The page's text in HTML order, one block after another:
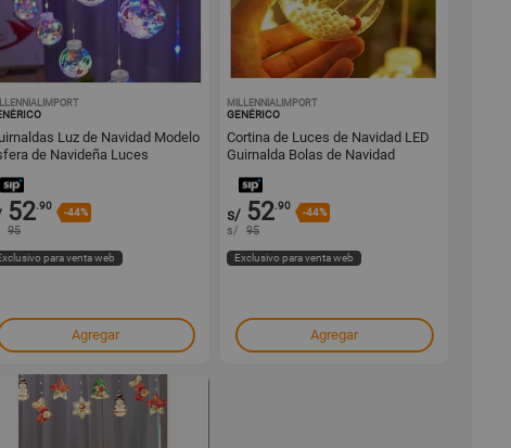
Luz de Navidad Modelo
de Navideña Luces
52.90
-44%
95
para venta web
Agregar
MILLENNIALIMPORT
GENÉRICO
Cortina de Luces de Navidad LED
Guirnalda Bolas de Navidad
s/ 52.90
-44%
s/ 95
Exclusivo para venta web
Agregar